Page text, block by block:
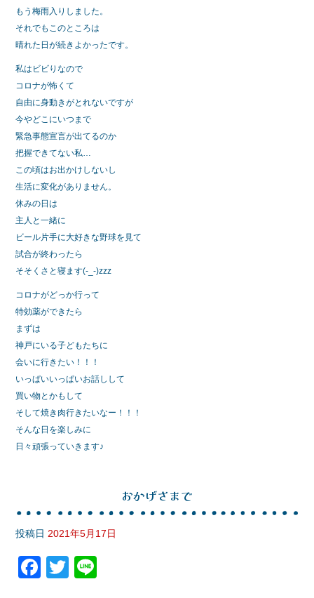
もう梅雨入りしました。
それでもこのところは
晴れた日が続きよかったです。
私はビビりなので
コロナが怖くて
自由に身動きがとれないですが
今やどこにいつまで
緊急事態宣言が出てるのか
把握できてない私…
この頃はお出かけしないし
生活に変化がありません。
休みの日は
主人と一緒に
ビール片手に大好きな野球を見て
試合が終わったら
そそくさと寝ます(-_-)zzz
コロナがどっか行って
特効薬ができたら
まずは
神戸にいる子どもたちに
会いに行きたい！！！
いっぱいいっぱいお話しして
買い物とかもして
そして焼き肉行きたいなー！！！
そんな日を楽しみに
日々頑張っていきます♪
おかげさまで
投稿日 2021年5月17日
F
T